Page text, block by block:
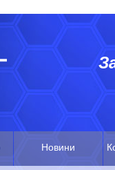
Новини